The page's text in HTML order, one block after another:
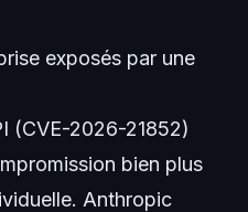
exposés par une
(CVE-2026-21852)
bien plus
Anthropic